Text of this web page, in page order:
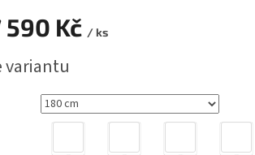
590 Kč / ks
variantu